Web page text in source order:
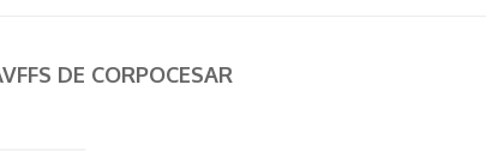
DE CORPOCESAR